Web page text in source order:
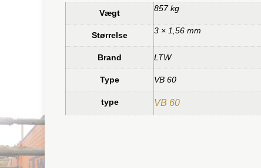
Vægt 857 kg
Størrelse 3 × 1,56 mm
Brand LTW
Type VB 60
type VB 60